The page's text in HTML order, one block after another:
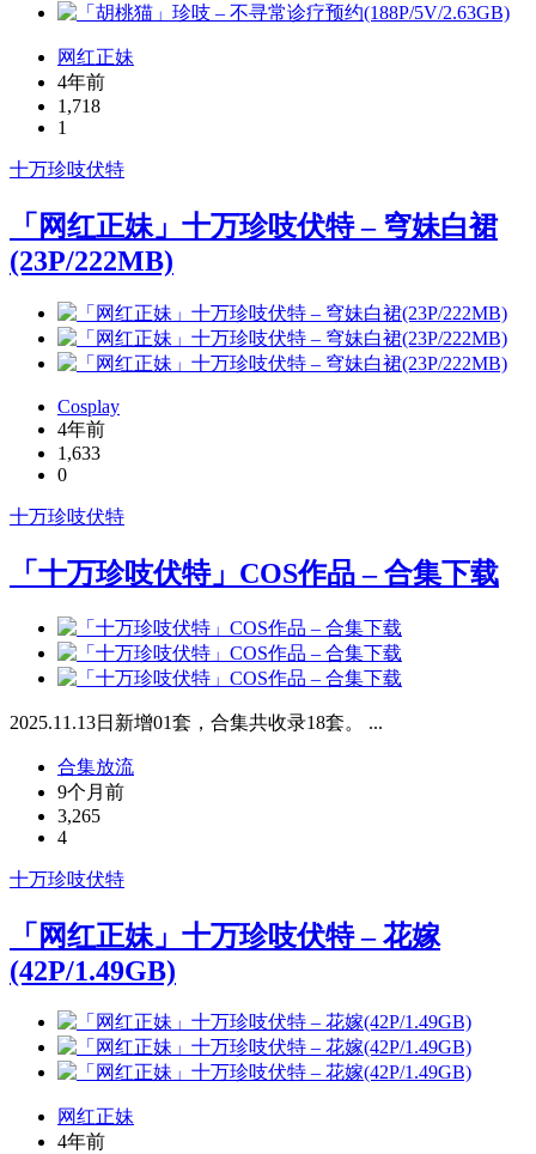
网红正妹
4年前
1,718
1
十万珍吱伏特
「网红正妹」十万珍吱伏特 – 穹妹白裙
(23P/222MB)
Cosplay
4年前
1,633
0
十万珍吱伏特
「十万珍吱伏特」COS作品 – 合集下载
2025.11.13日新增01套，合集共收录18套。 ...
合集放流
9个月前
3,265
4
十万珍吱伏特
「网红正妹」十万珍吱伏特 – 花嫁
(42P/1.49GB)
网红正妹
4年前